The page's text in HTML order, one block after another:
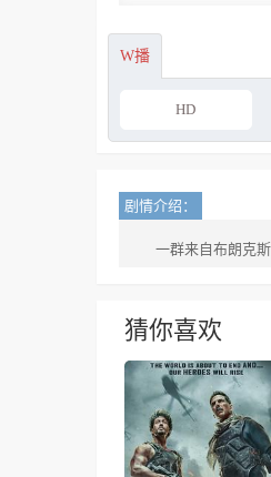
W播
HD
剧情介绍：
一群来自布朗克
猜你喜欢